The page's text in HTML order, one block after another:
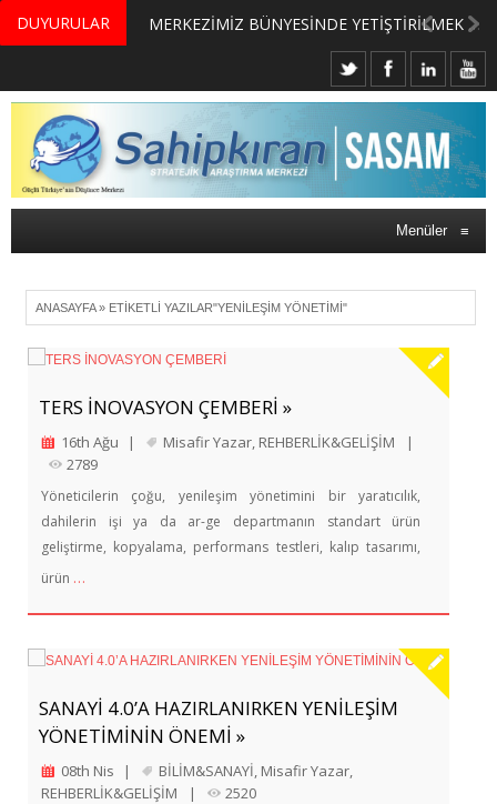
DUYURULAR MERKEZİMİZ BÜNYESİNDE YETİŞTİRİLMEK ÜZERE GÖNÜLLÜ ÜLKE MASASI UZMANI VE UZMAN ADAYLARI ARIYORUZ
Menüler ≡
ANASAYFA» ETIKETLI YAZILAR"YENILEŞIM YÖNETIMI"
TERS İNOVASYON ÇEMBERİ »
16th Ağu | Misafir Yazar REHBERLİK&GELİŞİM
|
2789
Yöneticilerin çoğu, yenileşim yönetimini bir yaratıcılık,
dahilerin işi ya da ar-ge departmanın standart ürün
geliştirme, kopyalama, performans testleri, kalıp tasarımı,
ürün …
SANAYİ 4.0’A HAZIRLANIRKEN YENİLEŞİM
YÖNETİMİNİN ÖNEMİ »
08th Nis | BİLİM&SANAYİ Misafir Yazar
REHBERLİK&GELİŞİM
| 2520